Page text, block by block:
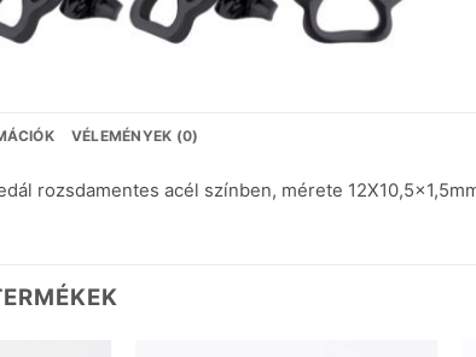
VÉLEMÉNYEK (0)
rozsdamentes acél színben, mérete